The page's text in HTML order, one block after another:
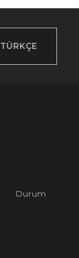
TÜRKÇE
Durum